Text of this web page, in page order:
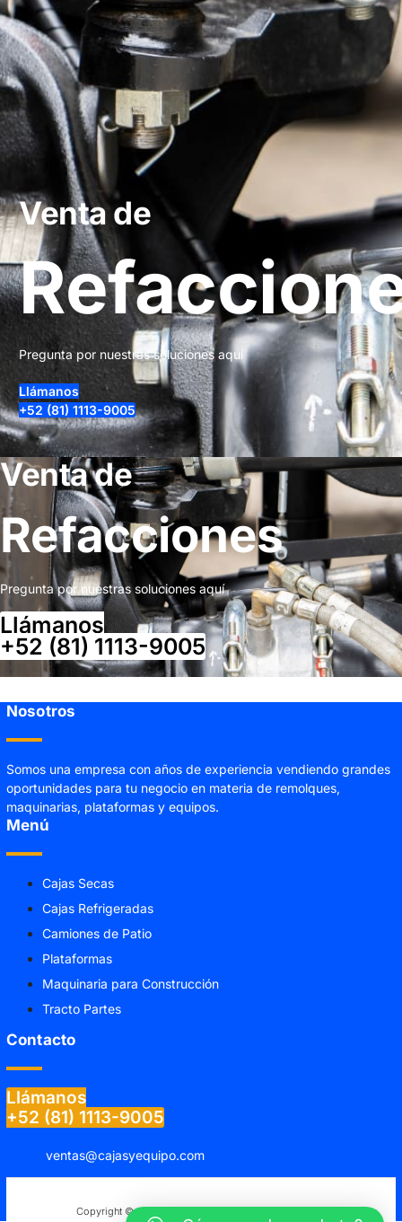
Venta de
Pregunta por nuestras soluciones aquí
Llámanos
+52 (81) 1113-9005
Venta de
Refacciones
Pregunta por nuestras soluciones aquí
Llámanos
+52 (81) 1113-9005
Nosotros
Somos una empresa con años de experiencia vendiendo grandes
oportunidades para tu negocio en materia de remolques,
maquinarias, plataformas y equipos.
Menú
Cajas Secas
Cajas Refrigeradas
Camiones de Patio
Plataformas
Maquinaria para Construcción
Tracto Partes
Contacto
Llámanos
+52 (81) 1113-9005
ventas@cajasyequipo.com
Copyright © 2024 Cajas y Equipo, All rights reserved.